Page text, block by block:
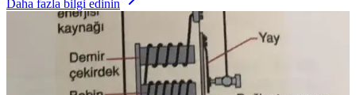
Daha fazla bilgi edinin